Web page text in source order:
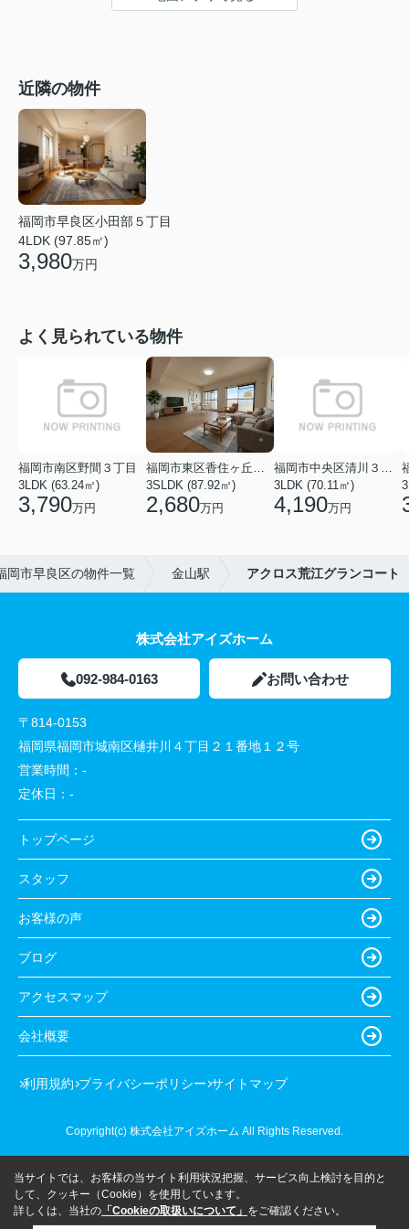
近隣の物件
福岡市早良区小田部５丁目
4LDK (97.85㎡)
3,980万円
よく見られている物件
福岡市南区野間３丁目
3LDK (63.24㎡)
3,790万円
福岡市東区香住ヶ丘５丁目
3SLDK (87.92㎡)
2,680万円
福岡市中央区清川３丁目
3LDK (70.11㎡)
4,190万円
岡市早良区の物件一覧 金山駅 アクロス荒江グランコート
株式会社アイズホーム
092-984-0163 お問い合わせ
〒814-0153
福岡県福岡市城南区樋井川４丁目２１番地１２号
営業時間： -
定休日： -
トップページ
スタッフ
お客様の声
ブログ
アクセスマップ
会社概要
利用規約 プライバシーポリシー サイトマップ
Copyright(c) 株式会社アイズホーム All Rights Reserved.
当サイトでは、お客様の当サイト利用状況把握、サービス向上検討を目的と
して、クッキー（Cookie）を使用しています。
詳しくは、当社の 「Cookieの取扱いについて」 をご確認ください。